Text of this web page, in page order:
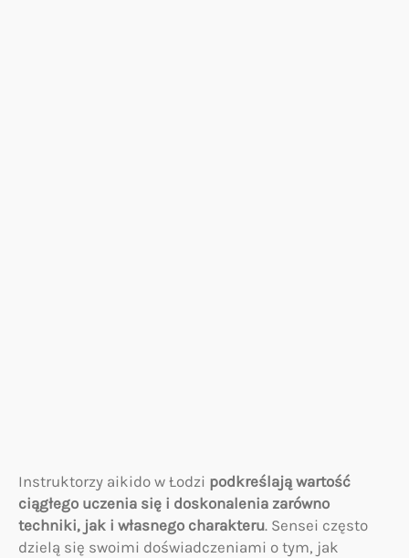
Instruktorzy aikido w Łodzi podkreślają wartość
ciągłego uczenia się i doskonalenia zarówno
techniki, jak i własnego charakteru. Sensei często
dzielą się swoimi doświadczeniami o tym, jak